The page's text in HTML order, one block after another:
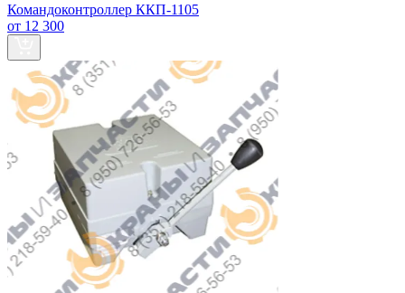
Командоконтроллер ККП-1105
от 12 300